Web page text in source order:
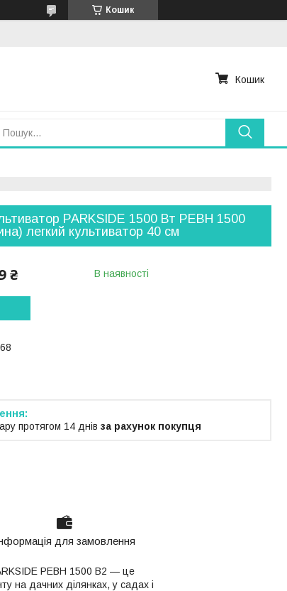
Кошик
Кошик
PARKSIDE 1500 Вт PEBH 1500
легкий культиватор 40 см
₴ В наявності
протягом 14 днів за рахунок покупця
для замовлення
PEBH 1500 B2 — це
на дачних ділянках, у садах і